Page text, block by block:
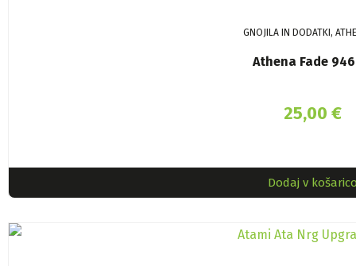
GNOJILA IN DODATKI,
Athena Fade
25,00 €
Dodaj v